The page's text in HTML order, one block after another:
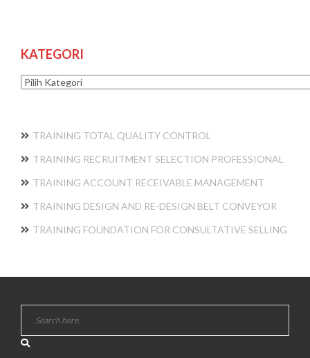
KATEGORI
Kategori
TRAINING TOTAL QUALITY CONTROL
TRAINING RECRUITMENT SELECTION PROFESSIONAL
TRAINING ACCOUNT RECEIVABLE MANAGEMENT
TRAINING DESIGN AND RE-DESIGN BELT CONVEYOR
TRAINING FOUNDATION FOR CONSULTATIVE SELLING